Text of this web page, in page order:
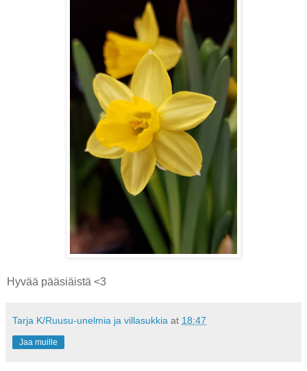
Hyvää pääsiäistä <3
Tarja K/Ruusu-unelmia ja villasukkia at 18:47
Jaa muille